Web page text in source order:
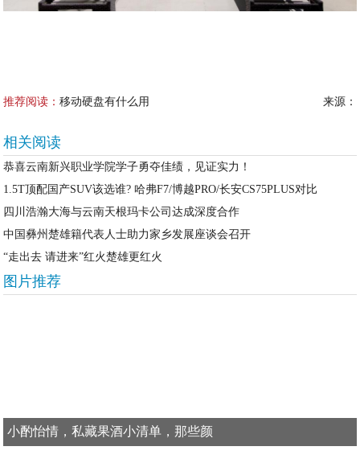
推荐阅读：移动硬盘有什么用 来源：
相关阅读
恭喜云南新兴职业学院学子勇夺佳绩，见证实力！
1.5T顶配国产SUV该选谁? 哈弗F7/博越PRO/长安CS75PLUS对比
四川浩瀚大海与云南天根玛卡公司达成深度合作
中国彝州楚雄籍代表人士助力家乡发展座谈会召开
“走出去 请进来”红火楚雄更红火
图片推荐
小酌怡情，私藏果酒小清单，那些颜